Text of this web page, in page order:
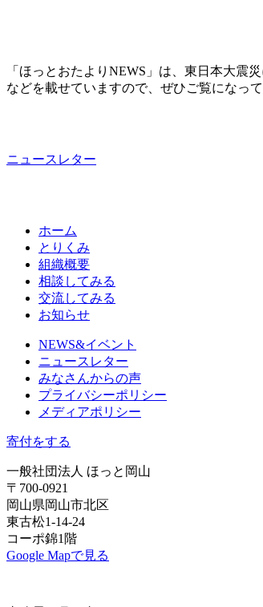
「ほっとおたよりNEWS」は、東日本大震
などを載せていますので、ぜひご覧になって
ニュースレター
ホーム
とりくみ
組織概要
相談してみる
交流してみる
お知らせ
NEWS&イベント
ニュースレター
みなさんからの声
プライバシーポリシー
メディアポリシー
寄付をする
一般社団法人 ほっと岡山
〒700-0921
岡山県岡山市北区
東古松1-14-24
コーポ錦1階
Google Mapで見る